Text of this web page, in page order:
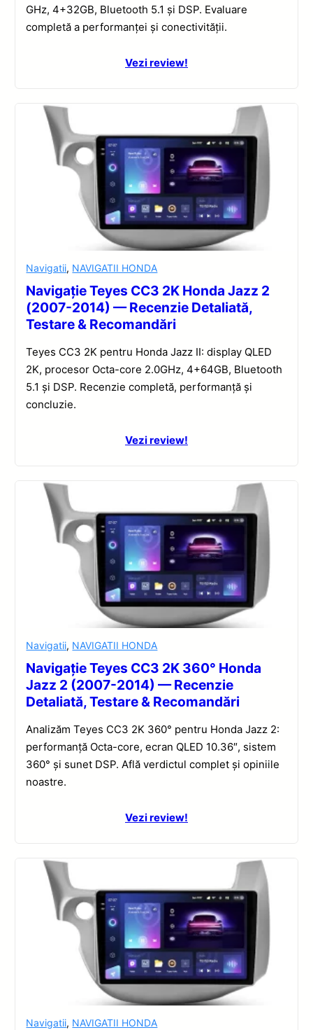
GHz, 4+32GB, Bluetooth 5.1 și DSP. Evaluare
completă a performanței și conectivității.
Vezi review!
Navigatii, NAVIGATII HONDA
Navigație Teyes CC3 2K Honda Jazz 2
(2007-2014) — Recenzie Detaliată,
Testare & Recomandări
Teyes CC3 2K pentru Honda Jazz II: display QLED
2K, procesor Octa-core 2.0GHz, 4+64GB, Bluetooth
5.1 și DSP. Recenzie completă, performanță și
concluzie.
Vezi review!
Navigatii, NAVIGATII HONDA
Navigație Teyes CC3 2K 360° Honda
Jazz 2 (2007-2014) — Recenzie
Detaliată, Testare & Recomandări
Analizăm Teyes CC3 2K 360° pentru Honda Jazz 2:
performanță Octa-core, ecran QLED 10.36″, sistem
360° și sunet DSP. Află verdictul complet și opiniile
noastre.
Vezi review!
Navigatii, NAVIGATII HONDA